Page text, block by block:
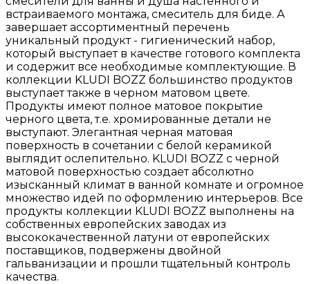
встраиваемого монтажа, смеситель для биде. А
завершает ассортиментный перечень
уникальный продукт - гигиенический набор,
который выступает в качестве готового комплекта
и содержит все необходимые комплектующие. В
коллекции KLUDI BOZZ большинство продуктов
выступает также в черном матовом цвете.
Продукты имеют полное матовое покрытие
черного цвета, т.е. хромированные детали не
выступают. Элегантная черная матовая
поверхность в сочетании с белой керамикой
выглядит ослепительно. KLUDI BOZZ с черной
матовой поверхностью создает абсолютно
изысканный климат в ванной комнате и огромное
множество идей по оформлению интерьеров. Все
продукты коллекции KLUDI BOZZ выполнены на
собственных европейских заводах из
высококачественной латуни от европейских
поставщиков, подвержены двойной
гальванизации и прошли тщательный контроль
качества.